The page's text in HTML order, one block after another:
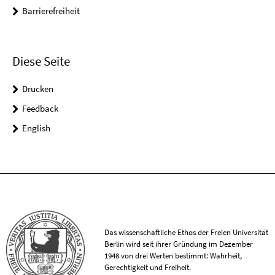
Barrierefreiheit
Diese Seite
Drucken
Feedback
English
Das wissenschaftliche Ethos der Freien Universität
Berlin wird seit ihrer Gründung im Dezember
1948 von drei Werten bestimmt: Wahrheit,
Gerechtigkeit und Freiheit.